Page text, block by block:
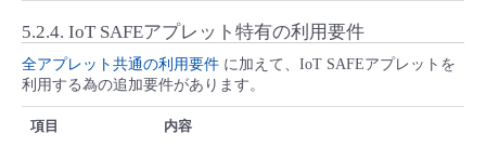
5.2.4. IoT SAFEアプレット特有の利用要件
全アプレット共通の利用要件 に加えて、IoT SAFEアプレットを
利用する為の追加要件があります。
項目 内容